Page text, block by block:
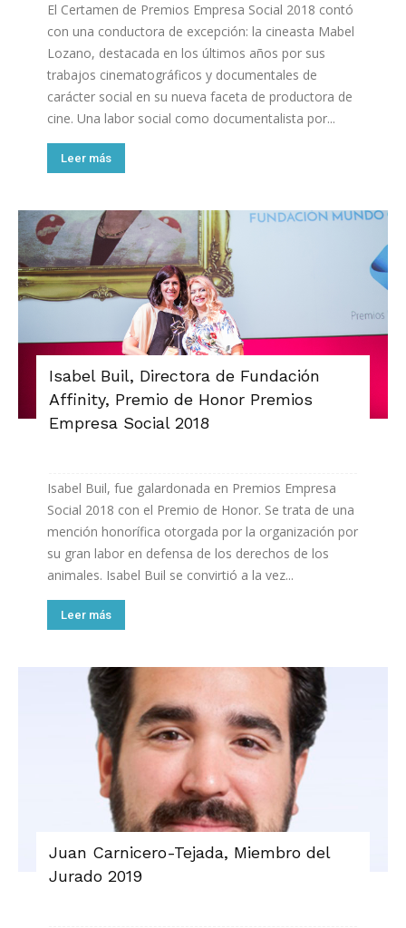
El Certamen de Premios Empresa Social 2018 contó
con una conductora de excepción: la cineasta Mabel
Lozano, destacada en los últimos años por sus
trabajos cinematográficos y documentales de
carácter social en su nueva faceta de productora de
cine. Una labor social como documentalista por...
Leer más
Isabel Buil, Directora de Fundación
Affinity, Premio de Honor Premios
Empresa Social 2018
Isabel Buil, fue galardonada en Premios Empresa
Social 2018 con el Premio de Honor. Se trata de una
mención honorífica otorgada por la organización por
su gran labor en defensa de los derechos de los
animales. Isabel Buil se convirtió a la vez...
Leer más
Juan Carnicero-Tejada, Miembro del
Jurado 2019